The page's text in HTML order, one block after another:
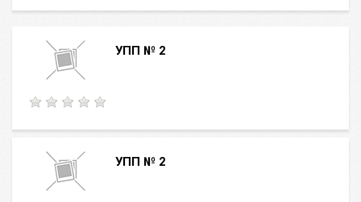
УПП № 2
УПП № 2